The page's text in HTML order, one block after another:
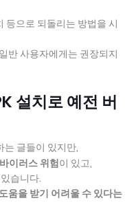
등으로 되돌리는 방법을 시
반 사용자에게는 권장되지
설치로 예전 버
글들이 있지만,
이러스 위험이 있고,
습니다.
움을 받기 어려울 수 있다는